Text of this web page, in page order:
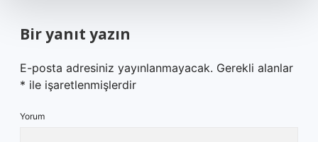
Bir yanıt yazın
E-posta adresiniz yayınlanmayacak. Gerekli alanlar
* ile işaretlenmişlerdir
Yorum